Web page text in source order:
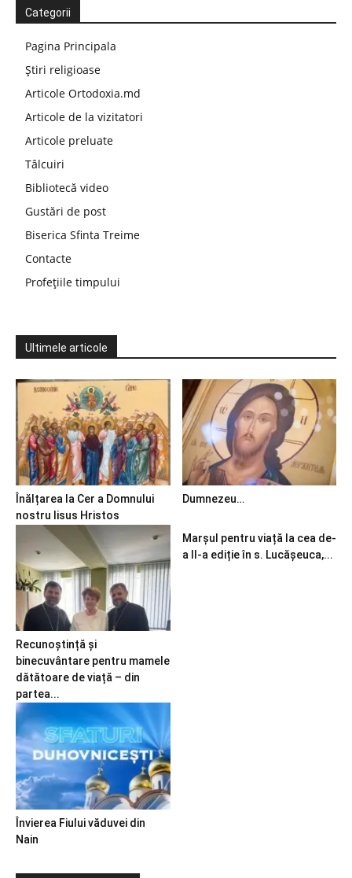
Categorii
Pagina Principala
Știri religioase
Articole Ortodoxia.md
Articole de la vizitatori
Articole preluate
Tâlcuiri
Bibliotecă video
Gustări de post
Biserica Sfinta Treime
Contacte
Profețiile timpului
Ultimele articole
Înălțarea la Cer a Domnului
nostru Iisus Hristos
Dumnezeu…
Recunoștință și
binecuvântare pentru mamele
dătătoare de viață – din
partea...
Marșul pentru viață la cea de-
a II-a ediție în s. Lucășeuca,...
Învierea Fiului văduvei din
Nain